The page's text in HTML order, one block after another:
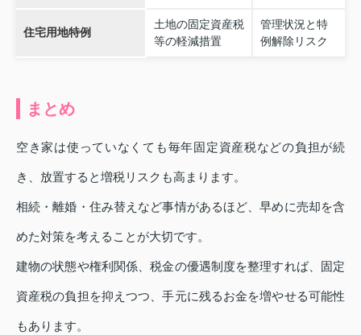
住宅用地特例
土地の固定資産税
等の軽減措置
管理状況と特
例解除リスク
まとめ
空き家は使っていなくても毎年固定資産税などの負担が続
き、放置すると増税リスクも高まります。
相続・離婚・住み替えなど事情があるほど、早めに売却を含
めた対策を考えることが大切です。
建物の状態や権利関係、税金の優遇制度を整理すれば、固定
資産税の負担を抑えつつ、手元に残るお金を増やせる可能性
もあります。